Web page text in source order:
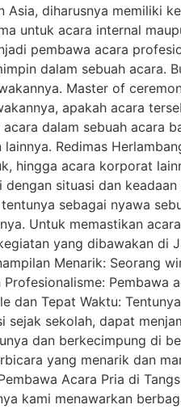
diharusnya memiliki
untuk acara internal
pembawa acara
dalam sebuah acara.
Master of
apakah acara
dalam sebuah acara
Redimas
hingga acara korporat
situasi dan keadaan
sebagai nyawa
Untuk memastikan
yang dibawakan di
Menarik: Seorang
Pembawa
dan Tepat Waktu:
sekolah, dapat
dan berkecimpung di
yang menarik dan
Acara Pria di
kami menawarkan